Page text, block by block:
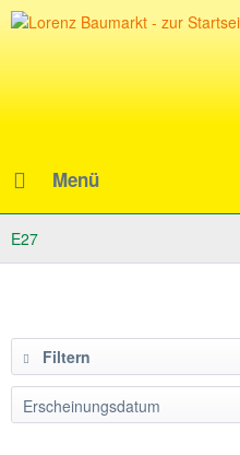
Menü
E27
Filtern